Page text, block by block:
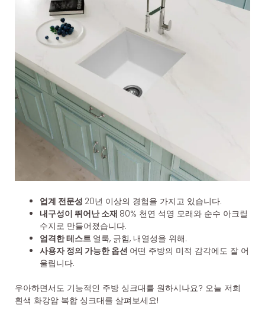
업계 전문성 20년 이상의 경험을 가지고 있습니다.
내구성이 뛰어난 소재 80% 천연 석영 모래와 순수 아크릴
수지로 만들어졌습니다.
엄격한 테스트 얼룩, 긁힘, 내열성을 위해.
사용자 정의 가능한 옵션 어떤 주방의 미적 감각에도 잘 어
울립니다.
우아하면서도 기능적인 주방 싱크대를 원하시나요? 오늘 저희
흰색 화강암 복합 싱크대를 살펴보세요!